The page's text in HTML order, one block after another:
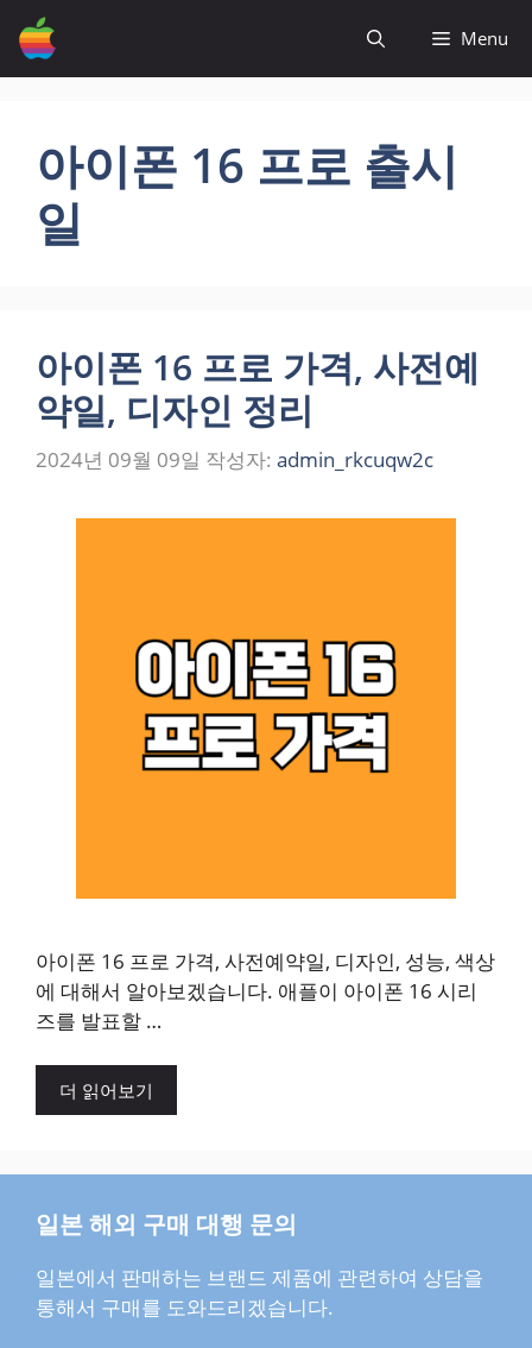
츠
Menu
아이폰 16 프로 출시
일
아이폰 16 프로 가격, 사전예
약일, 디자인 정리
2024년 09월 09일 작성자: admin_rkcuqw2c
아이폰 16 프로 가격, 사전예약일, 디자인, 성능, 색상
에 대해서 알아보겠습니다. 애플이 아이폰 16 시리
즈를 발표할 …
더 읽어보기
일본 해외 구매 대행 문의
일본에서 판매하는 브랜드 제품에 관련하여 상담을
통해서 구매를 도와드리겠습니다.